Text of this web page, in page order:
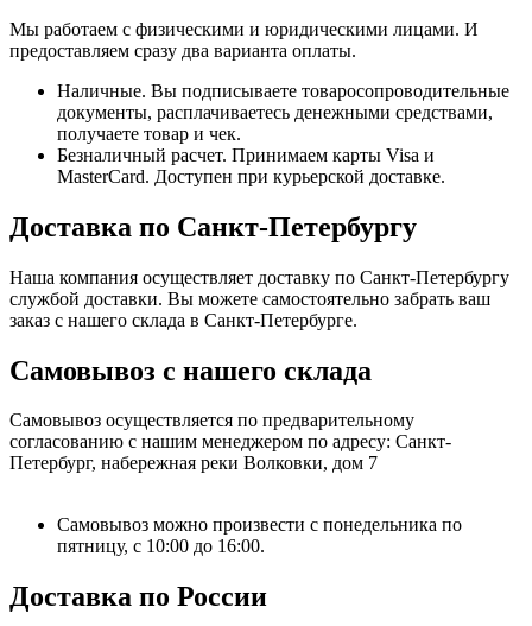
Мы работаем с физическими и юридическими лицами. И
предоставляем сразу два варианта оплаты.
Наличные. Вы подписываете товаросопроводительные
документы, расплачиваетесь денежными средствами,
получаете товар и чек.
Безналичный расчет. Принимаем карты Visa и
MasterCard. Доступен при курьерской доставке.
Доставка по Санкт-Петербургу
Наша компания осуществляет доставку по Санкт-Петербургу
службой доставки. Вы можете самостоятельно забрать ваш
заказ с нашего склада в Санкт-Петербурге.
Самовывоз с нашего склада
Самовывоз осуществляется по предварительному
согласованию с нашим менеджером по адресу: Санкт-
Петербург, набережная реки Волковки, дом 7
Самовывоз можно произвести с понедельника по
пятницу, с 10:00 до 16:00.
Доставка по России